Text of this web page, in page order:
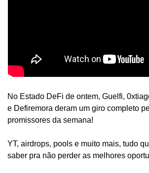
No Estado DeFi de ontem, Guelfi,
e Defiremora deram um giro completo
promissores da semana!
YT, airdrops, pools e muito mais, tudo
saber pra não perder as melhores